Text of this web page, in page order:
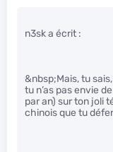
n3sk a écrit :
&nbsp;Mais, tu
tu n’as pas envie
par an) sur ton joli
chinois que tu